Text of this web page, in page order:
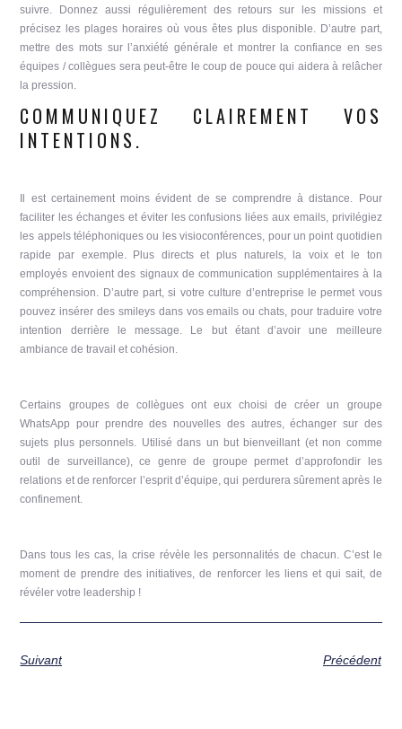
suivre. Donnez aussi régulièrement des retours sur les missions et
précisez les plages horaires où vous êtes plus disponible. D’autre part,
mettre des mots sur l’anxiété générale et montrer la confiance en ses
équipes / collègues sera peut-être le coup de pouce qui aidera à relâcher
la pression.
COMMUNIQUEZ CLAIREMENT VOS
INTENTIONS.
Il est certainement moins évident de se comprendre à distance. Pour
faciliter les échanges et éviter les confusions liées aux emails, privilégiez
les appels téléphoniques ou les visioconférences, pour un point quotidien
rapide par exemple. Plus directs et plus naturels, la voix et le ton
employés envoient des signaux de communication supplémentaires à la
compréhension. D’autre part, si votre culture d’entreprise le permet vous
pouvez insérer des smileys dans vos emails ou chats, pour traduire votre
intention derrière le message. Le but étant d’avoir une meilleure
ambiance de travail et cohésion.
Certains groupes de collègues ont eux choisi de créer un groupe
WhatsApp pour prendre des nouvelles des autres, échanger sur des
sujets plus personnels. Utilisé dans un but bienveillant (et non comme
outil de surveillance), ce genre de groupe permet d’approfondir les
relations et de renforcer l’esprit d’équipe, qui perdurera sûrement après le
confinement.
Dans tous les cas, la crise révèle les personnalités de chacun. C’est le
moment de prendre des initiatives, de renforcer les liens et qui sait, de
révéler votre leadership !
Suivant Précédent